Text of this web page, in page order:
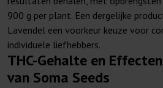
900 g per plant. Een dergelijke
Lavendel een voorkeur keuze voor
individuele liefhebbers.
THC-Gehalte en
van Soma Seeds